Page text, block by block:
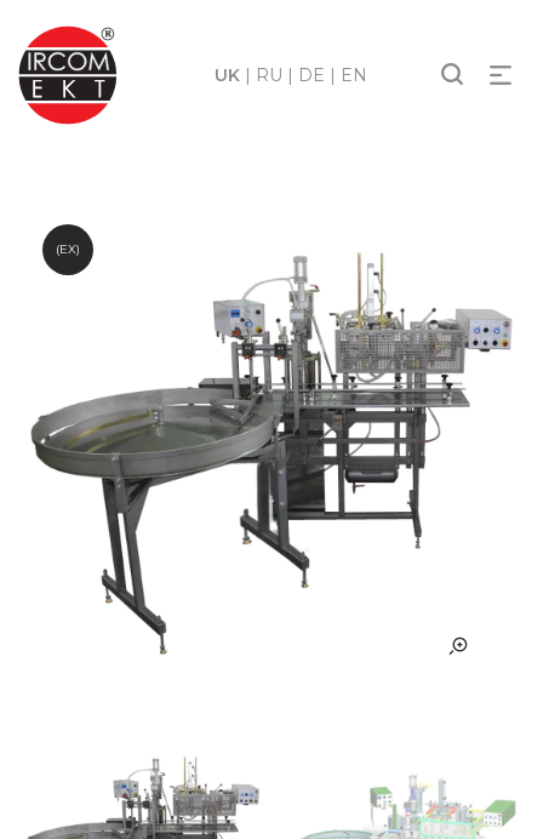
UK | RU | DE | EN
(EX)